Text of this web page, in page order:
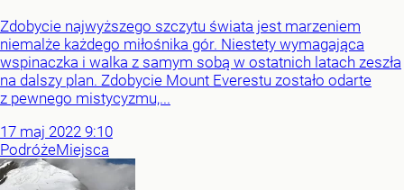
Zdobycie najwyższego szczytu świata jest marzeniem
niemalże każdego miłośnika gór. Niestety wymagająca
wspinaczka i walka z samym sobą w ostatnich latach zeszła
na dalszy plan. Zdobycie Mount Everestu zostało odarte
z pewnego mistycyzmu,...
17 maj 2022 9:10
PodróżeMiejsca